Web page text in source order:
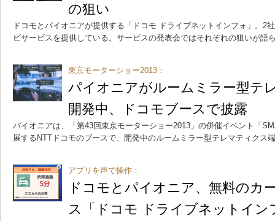
の狙い
ドコモとパイオニアが提供する「ドコモ ドライブネットインフォ」。2
ビサービスを提供している。サービスの発表会ではそれぞれの狙いが語
東京モーターショー2013：
パイオニアがルームミラー型テ
開発中、ドコモブースで披露
パイオニアは、「第43回東京モーターショー2013」の併催イベント「
展するNTTドコモのブースで、開発中のルームミラー型テレマティクス
アプリを声で操作：
ドコモとパイオニア、無料のカ
ス「ドコモ ドライブネットイン